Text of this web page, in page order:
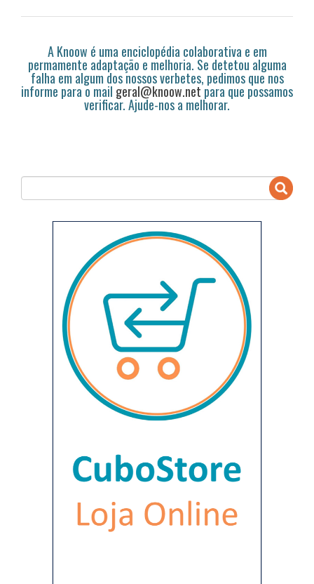
A Knoow é uma enciclopédia colaborativa e em
permamente adaptação e melhoria. Se detetou alguma
falha em algum dos nossos verbetes, pedimos que nos
informe para o mail geral@knoow.netpara que possamos
verificar. Ajude-nos a melhorar.